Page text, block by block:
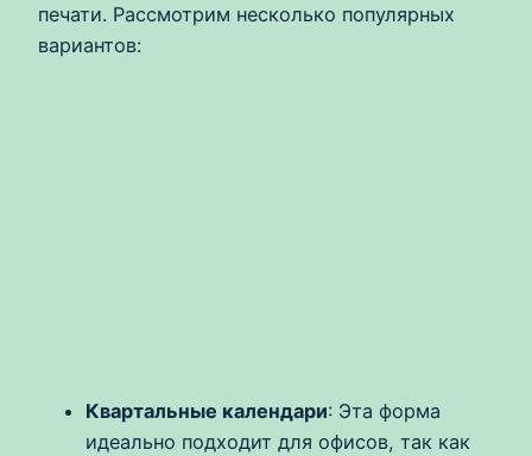
печати. Рассмотрим несколько популярных
вариантов:
Квартальные календари: Эта форма
идеально подходит для офисов, так как